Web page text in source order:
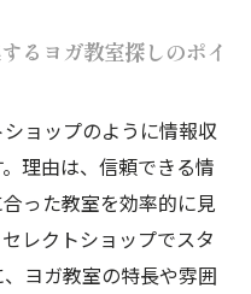
るヨガ教室探しのポイ
ョップのように情報収
理由は、信頼できる情
った教室を効率的に見
レクトショップでスタ
ヨガ教室の特長や雰囲